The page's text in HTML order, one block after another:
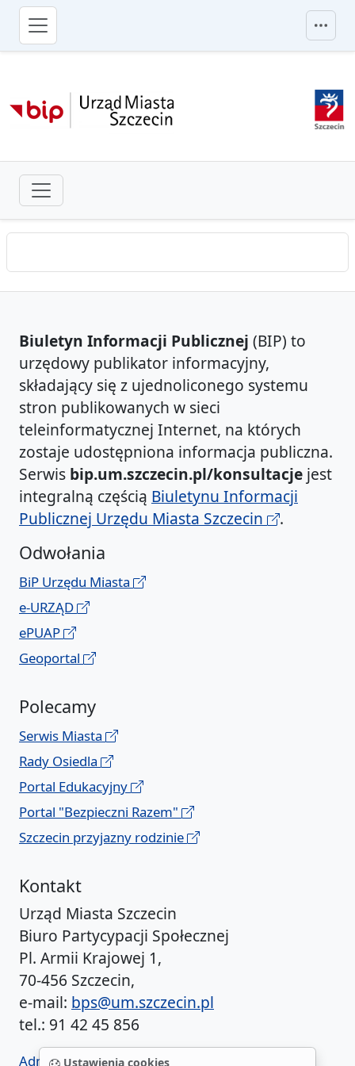
przejdź do głównego menu
Ustawienia cookies
Biuletyn Informacji Publicznej (BIP) to
urzędowy publikator informacyjny,
składający się z ujednoliconego systemu
stron publikowanych w sieci
teleinformatycznej Internet, na których
zostaje udostępniona informacja publiczna.
Serwis bip.um.szczecin.pl/konsultacje jest
integralną częścią Biuletynu Informacji
Publicznej Urzędu Miasta Szczecin
.
Odwołania
BiP Urzędu Miasta
e-URZĄD
ePUAP
Geoportal
Polecamy
Serwis Miasta
Rady Osiedla
Portal Edukacyjny
Portal "Bezpieczni Razem"
Szczecin przyjazny rodzinie
Kontakt
Urząd Miasta Szczecin
Biuro Partycypacji Społecznej
Pl. Armii Krajowej 1,
70-456 Szczecin,
e-mail: bps@um.szczecin.pl
tel.: 91 42 45 856
Administrator BIP UM